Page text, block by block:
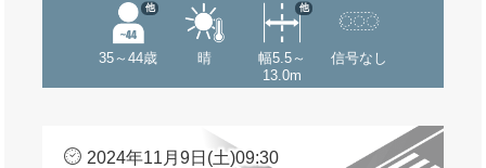
35～44歳
他
晴
幅5.5～
13.0m
他
信号なし
2024年11月9日(土)09:30